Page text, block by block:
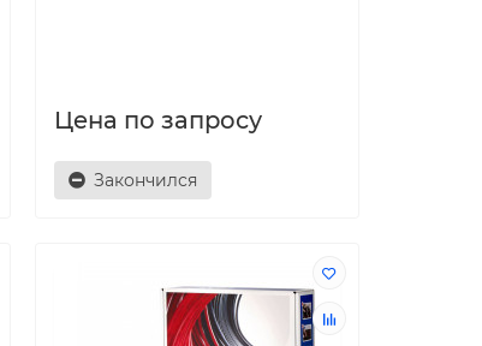
Цена по запросу
Закончился